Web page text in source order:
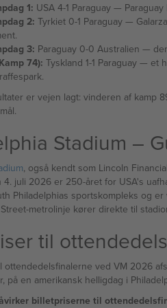
1:
USA 4-1
2: Tyrkiet 0-1 Paraguay — Galarza scorede turneringens hurtigste mål i det første minut, og et Paraguay-hold med ti mand holdt stand i et resultat, der blev afgørende for
3:
74): Tyskland 1-1 Paraguay — et hovedstød af Julio Enciso gav sydamerikanerne føringen, og efter tysk udligning kæmpede Paraguay sig gennem forlænget spilletid og
er vejen lagt: vinderen af kamp
Stadium –
, også kendt som Lincoln
4. juli 2026 er 250-året for USA's
Philadelphias sportskompleks og
Street-metrolinje kører direkte til
til
ottendedelsfinalerne ved VM 2026
på en amerikansk helligdag i
billetpriserne til